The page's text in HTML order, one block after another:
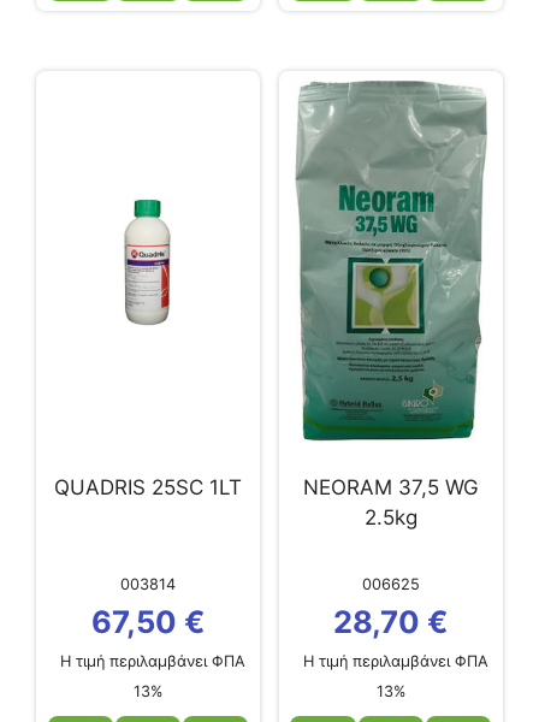
QUADRIS 25SC 1LT
003814
67,50 €
Η τιμή περιλαμβάνει ΦΠΑ
13%
NEORAM 37,5 WG
2.5kg
006625
28,70 €
Η τιμή περιλαμβάνει ΦΠΑ
13%